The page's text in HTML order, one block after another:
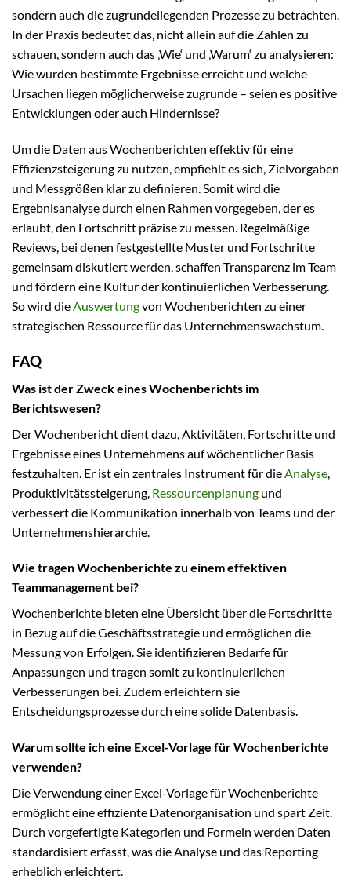
sondern auch die zugrundeliegenden Prozesse zu betrachten.
In der Praxis bedeutet das, nicht allein auf die Zahlen zu
schauen, sondern auch das ‚Wie‘ und ‚Warum‘ zu analysieren:
Wie wurden bestimmte Ergebnisse erreicht und welche
Ursachen liegen möglicherweise zugrunde – seien es positive
Entwicklungen oder auch Hindernisse?
Um die Daten aus Wochenberichten effektiv für eine
Effizienzsteigerung zu nutzen, empfiehlt es sich, Zielvorgaben
und Messgrößen klar zu definieren. Somit wird die
Ergebnisanalyse durch einen Rahmen vorgegeben, der es
erlaubt, den Fortschritt präzise zu messen. Regelmäßige
Reviews, bei denen festgestellte Muster und Fortschritte
gemeinsam diskutiert werden, schaffen Transparenz im Team
und fördern eine Kultur der kontinuierlichen Verbesserung.
So wird dieAuswertungvon Wochenberichten zu einer
strategischen Ressource für das Unternehmenswachstum.
FAQ
Was ist der Zweck eines Wochenberichts im
Berichtswesen?
Der Wochenbericht dient dazu, Aktivitäten, Fortschritte und
Ergebnisse eines Unternehmens auf wöchentlicher Basis
festzuhalten. Er ist ein zentrales Instrument für die Analyse
Produktivitätssteigerung, Ressourcenplanung und
verbessert die Kommunikation innerhalb von Teams und der
Unternehmenshierarchie.
Wie tragen Wochenberichte zu einem effektiven
Teammanagement bei?
Wochenberichte bieten eine Übersicht über die Fortschritte
in Bezug auf die Geschäftsstrategie und ermöglichen die
Messung von Erfolgen. Sie identifizieren Bedarfe für
Anpassungen und tragen somit zu kontinuierlichen
Verbesserungen bei. Zudem erleichtern sie
Entscheidungsprozesse durch eine solide Datenbasis.
Warum sollte ich eine Excel-Vorlage für Wochenberichte
verwenden?
Die Verwendung einer Excel-Vorlage für Wochenberichte
ermöglicht eine effiziente Datenorganisation und spart Zeit.
Durch vorgefertigte Kategorien und Formeln werden Daten
standardisiert erfasst, was die Analyse und das Reporting
erheblich erleichtert.